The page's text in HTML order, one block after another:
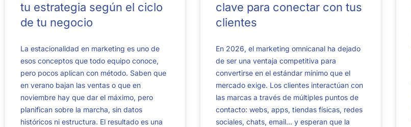
tu estrategia según el ciclo
de tu negocio
La estacionalidad en marketing es uno de
esos conceptos que todo equipo conoce,
pero pocos aplican con método. Saben que
en verano bajan las ventas o que en
noviembre hay que dar el máximo, pero
planifican sobre la marcha, sin datos
históricos ni estructura. El resultado es una
clave para conectar con tus
clientes
En 2026, el marketing omnicanal ha dejado
de ser una ventaja competitiva para
convertirse en el estándar mínimo que el
mercado exige. Los clientes interactúan con
las marcas a través de múltiples puntos de
contacto: webs, apps, tiendas físicas, redes
sociales, chats, email… y esperan que la